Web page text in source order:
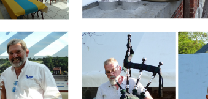
Branding
ARMCHAIR